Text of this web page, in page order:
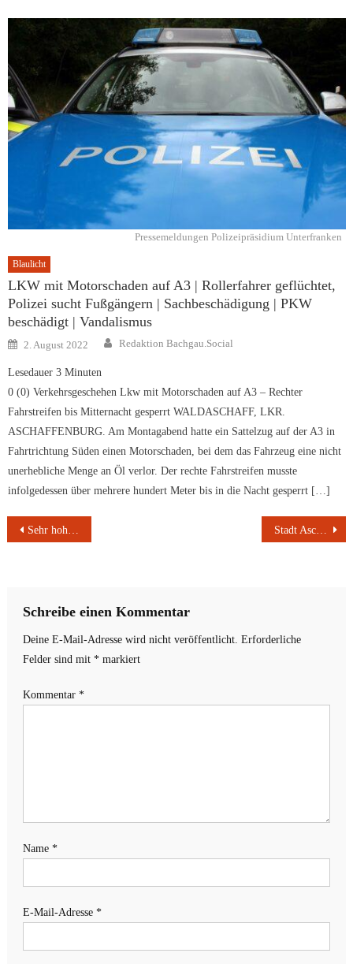
Pressemeldungen Polizeipräsidium Unterfranken
Blaulicht
LKW mit Motorschaden auf A3 | Rollerfahrer geflüchtet,
Polizei sucht Fußgängern | Sachbeschädigung | PKW
beschädigt | Vandalismus
Posted
on
2. August 2022 Author
Redaktion Bachgau.Social
Lesedauer 3 Minuten
0 (0) Verkehrsgeschehen Lkw mit Motorschaden auf A3 – Rechter
Fahrstreifen bis Mitternacht gesperrt WALDASCHAFF, LKR.
ASCHAFFENBURG. Am Montagabend hatte ein Sattelzug auf der A3 in
Fahrtrichtung Süden einen Motorschaden, bei dem das Fahrzeug eine nicht
unerhebliche Menge an Öl verlor. Der rechte Fahrstreifen musste
infolgedessen über mehrere hundert Meter bis in die Nacht gesperrt […]
Beitragsnavigation
Sehr hohe Waldbrand Gefahr in Unterfranken und am bayerischen Untermain Stadt Aschaffenburg: Grillverbot und Nutzungsverbot an den Grillhütten.
Schreibe einen Kommentar
Deine E-Mail-Adresse wird nicht veröffentlicht. Erforderliche
Felder sind mit *markiert
Kommentar *
Name *
E-Mail-Adresse *